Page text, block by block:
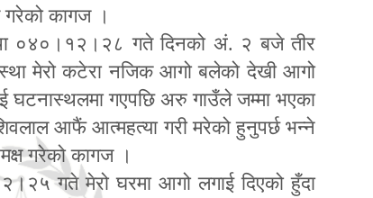
गरेको कागज ।
०४०।१२।२८ गते दिनको अं. २ बजे तीर
मेरो कटेरा नजिक आगो बलेको देखी आगो
घटनास्थलमा गएपछि अरु गाउँले जम्मा भएका
आफैं आत्महत्या गरी मरेको हुनुपर्छ भन्ने
गरेको कागज ।
गते मेरो घरमा आगो लगाई दिएको हुँदा